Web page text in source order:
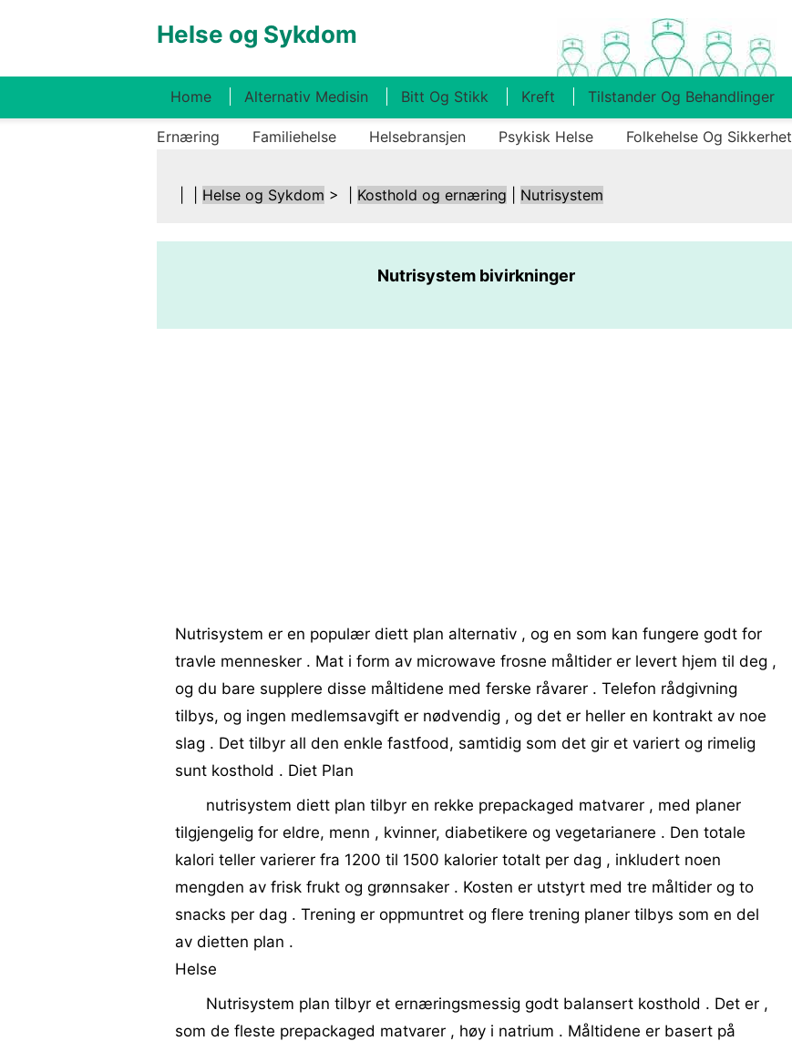
Helse og Sykdom
Home Alternativ Medisin Bitt Og Stikk Kreft Tilstander Og Behandlinger
Ernæring Familiehelse Helsebransjen Psykisk Helse Folkehelse Og Sikkerhet
Helse og Sykdom > | Kosthold og ernæring Nutrisystem
Nutrisystem bivirkninger
Nutrisystem er en populær diett plan alternativ , og en som kan fungere godt for
travle mennesker . Mat i form av microwave frosne måltider er levert hjem til deg ,
og du bare supplere disse måltidene med ferske råvarer . Telefon rådgivning
tilbys, og ingen medlemsavgift er nødvendig , og det er heller en kontrakt av noe
slag . Det tilbyr all den enkle fastfood, samtidig som det gir et variert og rimelig
sunt kosthold . Diet Plan
nutrisystem diett plan tilbyr en rekke prepackaged matvarer , med planer
tilgjengelig for eldre, menn , kvinner, diabetikere og vegetarianere . Den totale
kalori teller varierer fra 1200 til 1500 kalorier totalt per dag , inkludert noen
mengden av frisk frukt og grønnsaker . Kosten er utstyrt med tre måltider og to
snacks per dag . Trening er oppmuntret og flere trening planer tilbys som en del
av dietten plan .
Helse
Nutrisystem plan tilbyr et ernæringsmessig godt balansert kosthold . Det er ,
som de fleste prepackaged matvarer , høy i natrium . Måltidene er basert på